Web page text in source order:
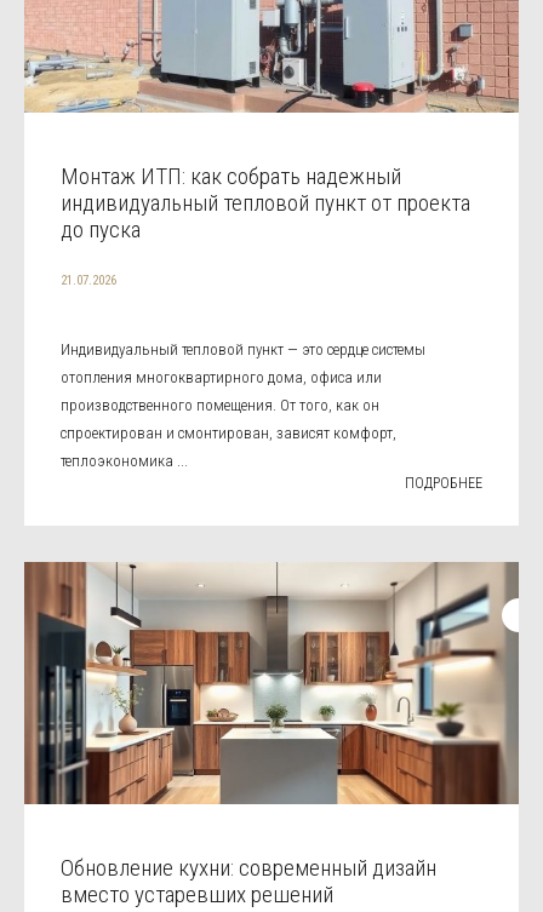
Монтаж ИТП: как собрать надежный
индивидуальный тепловой пункт от проекта
до пуска
21.07.2026
Индивидуальный тепловой пункт — это сердце системы
отопления многоквартирного дома, офиса или
производственного помещения. От того, как он
спроектирован и смонтирован, зависят комфорт,
теплоэкономика ...
ПОДРОБНЕЕ
Обновление кухни: современный дизайн
вместо устаревших решений